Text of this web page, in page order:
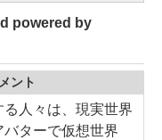
powered by
ント
人々は、現実世界
ターで仮想世界